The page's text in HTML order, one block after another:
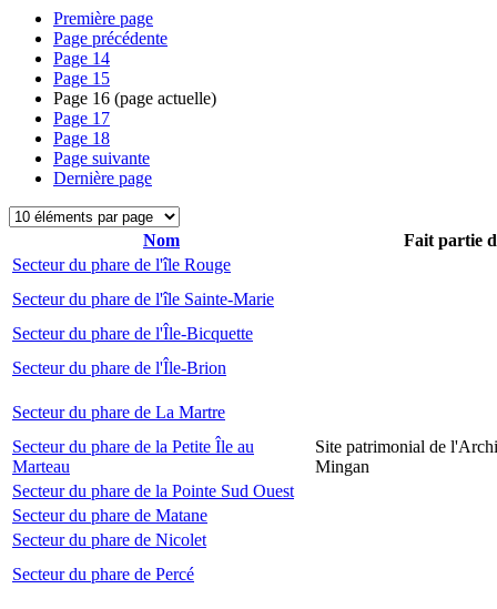
Première page
Page précédente
Page 14
Page 15
Page 16 (page actuelle)
Page 17
Page 18
Page suivante
Dernière page
Nom
Fait partie
Secteur du phare de l'île Rouge
Secteur du phare de l'île Sainte-Marie
Secteur du phare de l'Île-Bicquette
Secteur du phare de l'Île-Brion
Secteur du phare de La Martre
Secteur du phare de la Petite Île au
Marteau
Site patrimonial de
Mingan
Secteur du phare de la Pointe Sud Ouest
Secteur du phare de Matane
Secteur du phare de Nicolet
Secteur du phare de Percé